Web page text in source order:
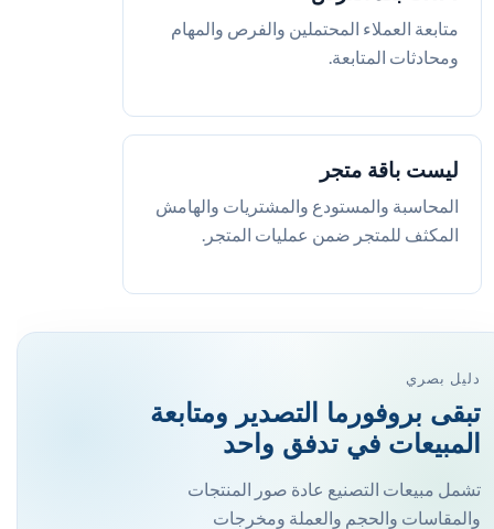
متابعة العملاء المحتملين والفرص والمهام
ومحادثات المتابعة.
ليست باقة متجر
المحاسبة والمستودع والمشتريات والهامش
المكثف للمتجر ضمن عمليات المتجر.
دليل بصري
تبقى بروفورما التصدير ومتابعة
المبيعات في تدفق واحد
تشمل مبيعات التصنيع عادة صور المنتجات
والمقاسات والحجم والعملة ومخرجات